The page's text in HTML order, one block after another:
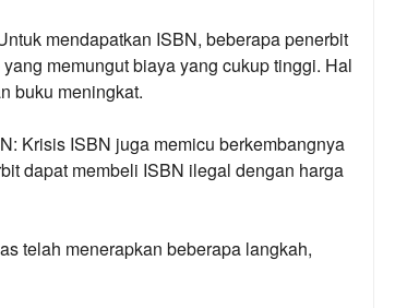
mendapatkan ISBN, beberapa penerbit
memungut biaya yang cukup tinggi. Hal
buku meningkat.
Krisis ISBN juga memicu berkembangnya
dapat membeli ISBN ilegal dengan harga
telah menerapkan beberapa langkah,